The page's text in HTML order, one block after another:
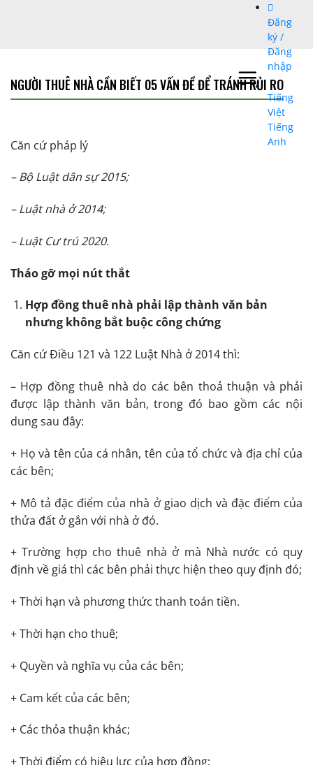
Đăng
ký /
Đăng
nhập
Tiếng
Việt
Tiếng
Anh
NGƯỜI THUÊ NHÀ CẦN BIẾT 05 VẤN ĐỀ ĐỂ TRÁNH RỦI RO
Căn cứ pháp lý
– Bộ Luật dân sự 2015;
– Luật nhà ở 2014;
–Luật Cư trú 2020.
Tháo gỡ mọi nút thắt
Hợp đồng thuê nhà phải lập thành văn bản
nhưng không bắt buộc công chứng
Căn cứ Điều 121 và 122 Luật Nhà ở 2014 thì:
– Hợp đồng thuê nhà do các bên thoả thuận và phải
được lập thành văn bản, trong đó bao gồm các nội
dung sau đây:
+ Họ và tên của cá nhân, tên của tổ chức và địa chỉ của
các bên;
+ Mô tả đặc điểm của nhà ở giao dịch và đặc điểm của
thửa đất ở gắn với nhà ở đó.
+ Trường hợp cho thuê nhà ở mà Nhà nước có quy
định về giá thì các bên phải thực hiện theo quy định đó;
+ Thời hạn và phương thức thanh toán tiền.
+ Thời hạn cho thuê;
+ Quyền và nghĩa vụ của các bên;
+ Cam kết của các bên;
+ Các thỏa thuận khác;
+ Thời điểm có hiệu lực của hợp đồng;